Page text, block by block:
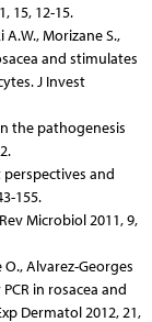
15, 12-15.
A.W., Morizane S.,
and stimulates
J Invest
the pathogenesis
perspectives and
155.
Microbiol 2011, 9,
O., Alvarez-Georges
in rosacea and
Dermatol 2012, 21,